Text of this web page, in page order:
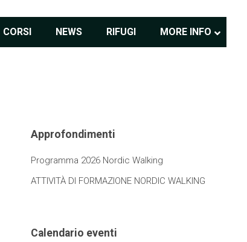
CORSI NEWS RIFUGI MORE INFO
Approfondimenti
Programma 2026 Nordic Walking
ATTIVITÀ DI FORMAZIONE NORDIC WALKING
Calendario eventi